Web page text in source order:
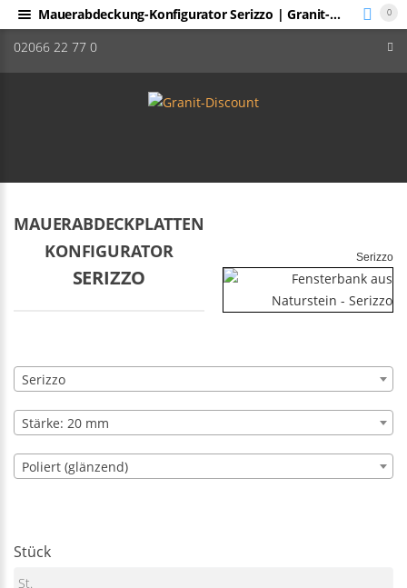
02066 22 77 0
0
MAUERABDECKPLATTEN
KONFIGURATOR
SERIZZO
Serizzo
Serizzo
Stärke: 20 mm
Poliert (glänzend)
Stück
Mauerabdeckung-Konfigurator Serizzo | Granit-Discount